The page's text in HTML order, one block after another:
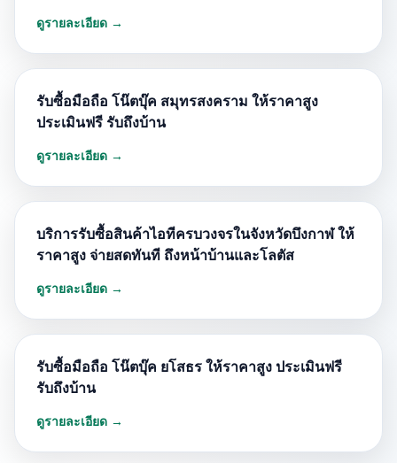
ดูรายละเอียด →
รับซื้อมือถือ โน๊ตบุ๊ค สมุทรสงคราม ให้ราคาสูง
ประเมินฟรี รับถึงบ้าน
ดูรายละเอียด →
บริการรับซื้อสินค้าไอทีครบวงจรในจังหวัดบึงกาฬ ให้
ราคาสูง จ่ายสดทันที ถึงหน้าบ้านและโลตัส
ดูรายละเอียด →
รับซื้อมือถือ โน๊ตบุ๊ค ยโสธร ให้ราคาสูง ประเมินฟรี
รับถึงบ้าน
ดูรายละเอียด →